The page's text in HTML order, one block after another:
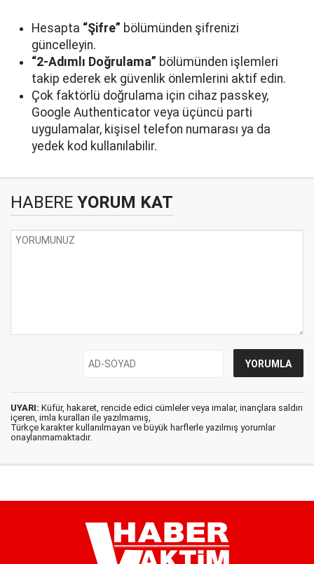
Hesapta “Şifre” bölümünden şifrenizi
güncelleyin.
“2-Adımlı Doğrulama” bölümünden işlemleri
takip ederek ek güvenlik önlemlerini aktif edin.
Çok faktörlü doğrulama için cihaz passkey,
Google Authenticator veya üçüncü parti
uygulamalar, kişisel telefon numarası ya da
yedek kod kullanılabilir.
HABERE YORUM KAT
UYARI: Küfür, hakaret, rencide edici cümleler veya imalar, inançlara saldırı
içeren, imla kuralları ile yazılmamış,
Türkçe karakter kullanılmayan ve büyük harflerle yazılmış yorumlar
onaylanmamaktadır.